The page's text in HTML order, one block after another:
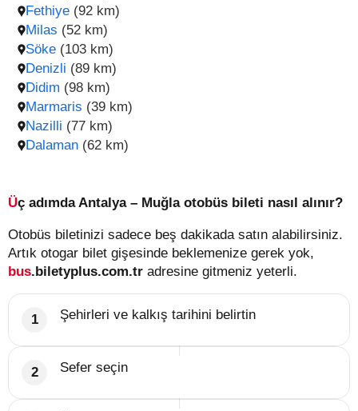
Denizli (89 km)
Didim (98 km)
Fethiye (92 km)
Marmaris (39 km)
Milas (52 km)
Nazilli (77 km)
Söke (103 km)
Dalaman (62 km)
Üç adımda Antalya – Muğla otobüs bileti nasıl alınır?
Otobüs biletinizi sadece beş dakikada satın alabilirsiniz.
Artık otogar bilet gişesinde beklemenize gerek yok,
bus.biletyplus.com.tr adresine gitmeniz yeterli.
Şehirleri ve kalkış tarihini belirtin
Sefer seçin